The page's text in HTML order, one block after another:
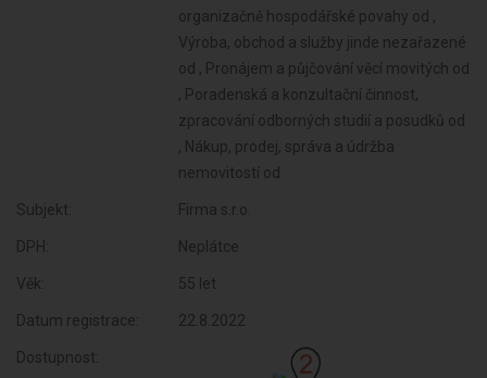
organizačně hospodářské povahy od ,
Výroba, obchod a služby jinde nezařazené
od , Pronájem a půjčování věcí movitých od
, Poradenská a konzultační činnost,
zpracování odborných studií a posudků od
, Nákup, prodej, správa a údržba
nemovitostí od
Subjekt: Firma s.r.o.
DPH: Neplátce
Věk: 55 let
Datum registrace: 22.8.2022
Dostupnost: